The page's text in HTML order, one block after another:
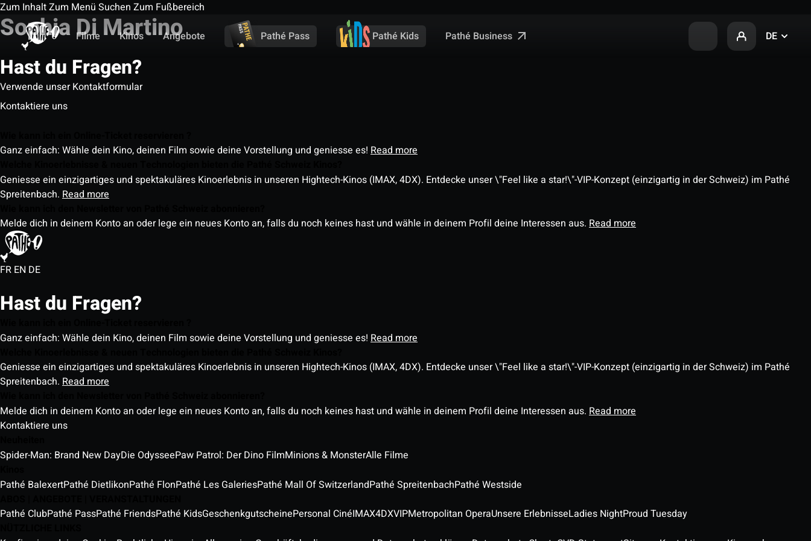
Zum InhaltZum Menü Suchen Zum Fußbereich
Filme
Kinos Angebote Pathé Pass Pathé Kids Pathé Business DE
Sophia Di Martino
Hast du Fragen?
Verwende unser Kontaktformular
Kontaktiere uns
Ganz einfach: Wähle dein Kino, deinen Film sowie deine Vorstellung und geniesse es! Read more
Geniesse ein einzigartiges und spektakuläres Kinoerlebnis in unseren Hightech-Kinos (IMAX, 4DX). Entdecke unser \"Feel like a star!\"-VIP-Konzept (einzigartig in der Schweiz) im Pathé
Spreitenbach. Read more
Melde dich in deinem Konto an oder lege ein neues Konto an, falls du noch keines hast und wähle in deinem Profil deine Interessen aus. Read more
FR EN DE
Hast du Fragen?
Ganz einfach: Wähle dein Kino, deinen Film sowie deine Vorstellung und geniesse es! Read more
Geniesse ein einzigartiges und spektakuläres Kinoerlebnis in unseren Hightech-Kinos (IMAX, 4DX). Entdecke unser \"Feel like a star!\"-VIP-Konzept (einzigartig in der Schweiz) im Pathé
Spreitenbach. Read more
Melde dich in deinem Konto an oder lege ein neues Konto an, falls du noch keines hast und wähle in deinem Profil deine Interessen aus. Read more
Kontaktiere uns
Spider-Man: Brand New DayDie OdysseePaw Patrol: Der Dino FilmMinions & MonsterAlle Filme
Pathé BalexertPathé DietlikonPathé FlonPathé Les GaleriesPathé Mall Of SwitzerlandPathé SpreitenbachPathé Westside
Pathé ClubPathé PassPathé FriendsPathé KidsGeschenkgutscheinePersonal CinéIMAX4DXVIPMetropolitan OperaUnsere ErlebnisseLadies NightProud Tuesday